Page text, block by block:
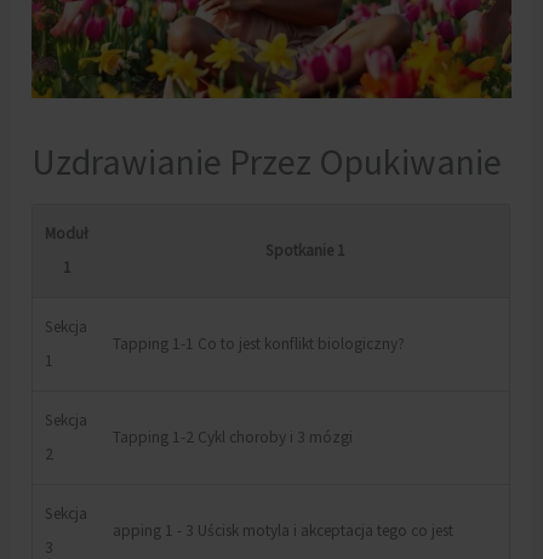
Uzdrawianie Przez Opukiwanie
Moduł
1
Spotkanie 1
Sekcja
1
Tapping 1-1 Co to jest konflikt biologiczny?
Sekcja
2
Tapping 1-2 Cykl choroby i 3 mózgi
Sekcja
3
apping 1 - 3 Uścisk motyla i akceptacja tego co jest